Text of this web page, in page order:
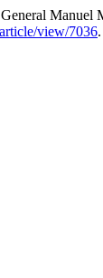
Manuel
view/7036.